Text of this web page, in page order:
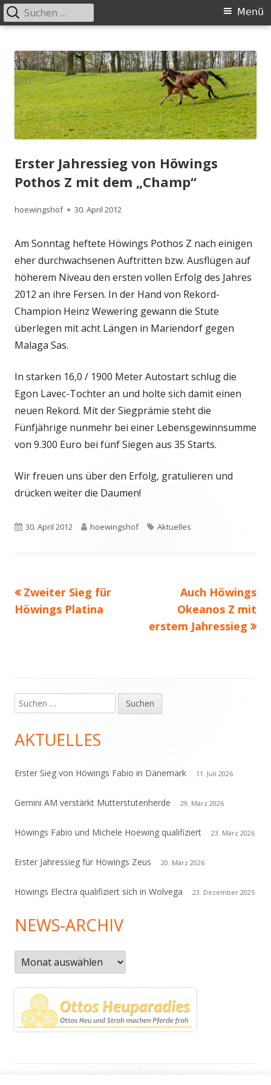
zum
Inhalt
Primäres
Menü
Suchen
nach:
Erster Jahressieg von Höwings
Pothos Z mit dem „Champ“
Autor
hoewingshof
Veröffentlicht
30. April 2012
Am Sonntag heftete Höwings Pothos Z nach einigen
eher durchwachsenen Auftritten bzw. Ausflügen auf
höherem Niveau den ersten vollen Erfolg des Jahres
2012 an ihre Fersen. In der Hand von Rekord-
Champion Heinz Wewering gewann die Stute
überlegen mit acht Längen in Mariendorf gegen
Malaga Sas.
In starken 16,0 / 1900 Meter Autostart schlug die
Egon Lavec-Tochter an und holte sich damit einen
neuen Rekord. Mit der Siegprämie steht die
Fünfjährige nunmehr bei einer Lebensgewinnsumme
von 9.300 Euro bei fünf Siegen aus 35 Starts.
Wir freuen uns über den Erfolg, gratulieren und
drücken weiter die Daumen!
Veröffentlicht
30. April 2012 Autor
hoewingshof Schlagwörter
Aktuelles
Beitragsnavigation
Vorheriger
Beitrag:
Zweiter Sieg für
Höwings Platina
Nächster
Beitrag
Auch Höwings
Okeanos Z mit
erstem Jahressieg
Haupt-
Seitenleiste
Suchen
nach:
AKTUELLES
Erster Sieg von Höwings Fabio in Dänemark 11. Juli 2026
Gemini AM verstärkt Mutterstutenherde 29. März 2026
Höwings Fabio und Michele Hoewing qualifiziert 23. März 2026
Erster Jahressieg für Höwings Zeus 20. März 2026
Höwings Electra qualifiziert sich in Wolvega 23. Dezember 2025
NEWS-ARCHIV
News-
Archiv